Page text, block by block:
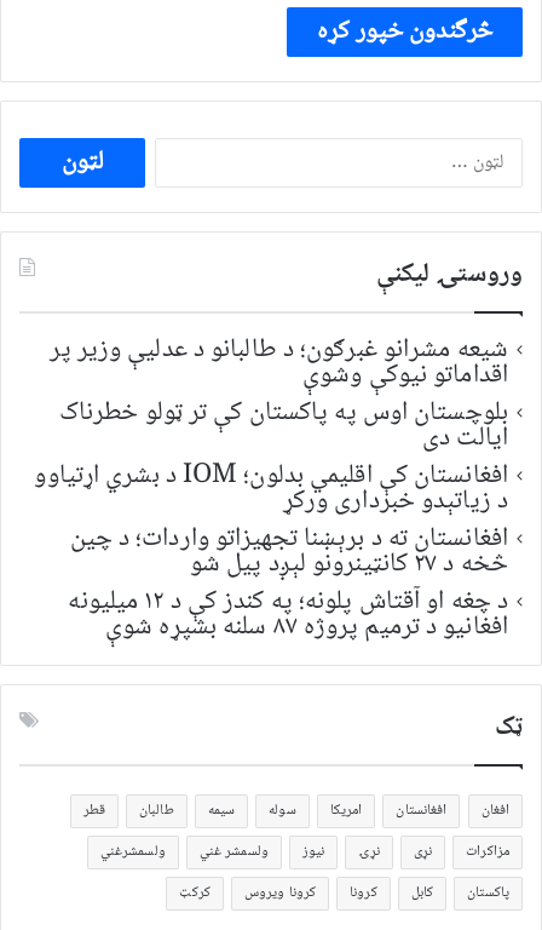
ددی
لپاره
لټون:
وروستۍ ليکنې
شیعه مشرانو غبرګون؛ د طالبانو د عدلیې وزیر پر
اقداماتو نیوکې وشوې
بلوچستان اوس په پاکستان کې تر ټولو خطرناک
ایالت دی
افغانستان کې اقلیمي بدلون؛ IOM د بشري اړتیاوو
د زیاتېدو خبرداری ورکړ
افغانستان ته د برېښنا تجهیزاتو واردات؛ د چین
څخه د ۲۷ کانټینرونو لېږد پیل شو
د چغه او آقتاش پلونه؛ په کندز کې د ۱۲ میلیونه
افغانیو د ترمیم پروژه ۸۷ سلنه بشپړه شوې
ټک
افغان افغانستان امریکا سوله سیمه طالبان
قطر
مزاکرات
نړی نړۍ نیوز ولسمشر غني
ولسمشرغني
پاکستان
کابل کرونا کرونا ویروس کرکټ